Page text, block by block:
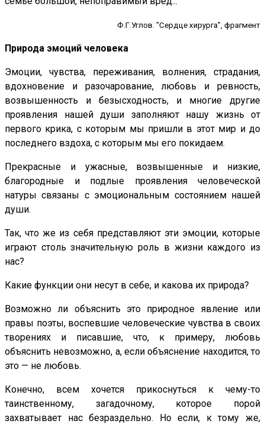
Ф.Г.Углов. "Сердце хирурга", фрагмент
Природа эмоций человека
Эмоции, чувства, переживания, волнения, страдания,
вдохновение и разочарование, любовь и ревность,
возвышенность и безысходность, и многие другие
проявления нашей души заполняют нашу жизнь от
первого крика, с которым мы пришли в этот мир и до
последнего вздоха, с которым мы его покидаем.
Прекрасные и ужасные, возвышенные и низкие,
благородные и подлые проявления человеческой
натуры связаны с эмоциональным состоянием нашей
души.
Так, что же из себя представляют эти эмоции, которые
играют столь значительную роль в жизни каждого из
нас?
Какие функции они несут в себе, и какова их природа?
Возможно ли объяснить это природное явление или
правы поэты, воспевшие человеческие чувства в своих
творениях и писавшие, что, к примеру, любовь
объяснить невозможно, а, если объяснение находится, то
это — не любовь.
Конечно, всем хочется прикоснуться к чему-то
таинственному, загадочному, которое порой
захватывает нас безраздельно. Но если, к тому же,